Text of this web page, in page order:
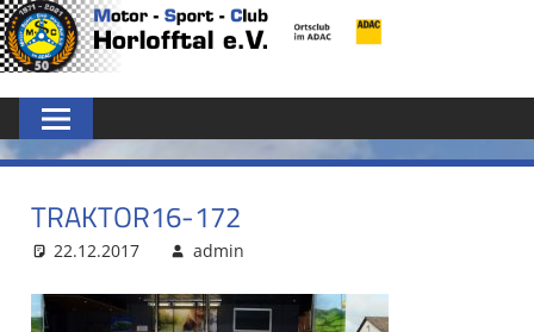
Zum
Inhalt
MSC
HORLOFFTAL
E.V.
TRAKTOR16-172
22.12.2017 admin